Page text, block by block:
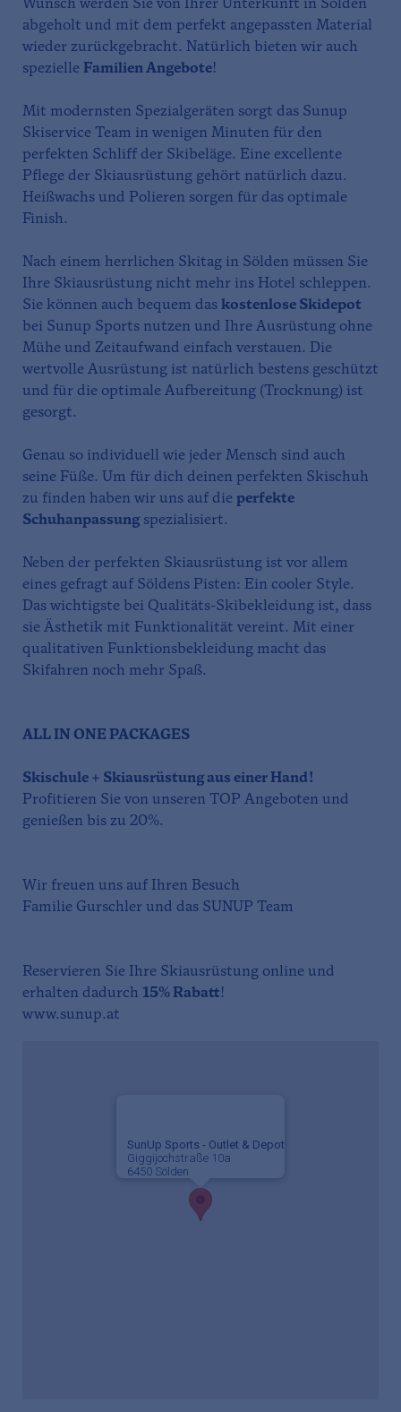
Wunsch werden Sie von Ihrer Unterkunft in Sölden
abgeholt und mit dem perfekt angepassten Material
wieder zurückgebracht. Natürlich bieten wir auch
spezielle Familien Angebote!
Mit modernsten Spezialgeräten sorgt das Sunup
Skiservice Team in wenigen Minuten für den
perfekten Schliff der Skibeläge. Eine excellente
Pflege der Skiausrüstung gehört natürlich dazu.
Heißwachs und Polieren sorgen für das optimale
Finish.
Nach einem herrlichen Skitag in Sölden müssen Sie
Ihre Skiausrüstung nicht mehr ins Hotel schleppen.
Sie können auch bequem das kostenlose Skidepot
bei Sunup Sports nutzen und Ihre Ausrüstung ohne
Mühe und Zeitaufwand einfach verstauen. Die
wertvolle Ausrüstung ist natürlich bestens geschützt
und für die optimale Aufbereitung (Trocknung) ist
gesorgt.
Genau so individuell wie jeder Mensch sind auch
seine Füße. Um für dich deinen perfekten Skischuh
zu finden haben wir uns auf die perfekte
Schuhanpassung spezialisiert.
Neben der perfekten Skiausrüstung ist vor allem
eines gefragt auf Söldens Pisten: Ein cooler Style.
Das wichtigste bei Qualitäts-Skibekleidung ist, dass
sie Ästhetik mit Funktionalität vereint. Mit einer
qualitativen Funktionsbekleidung macht das
Skifahren noch mehr Spaß.
ALL IN ONE PACKAGES
Skischule + Skiausrüstung aus einer Hand!
Profitieren Sie von unseren TOP Angeboten und
genießen bis zu 20%.
Wir freuen uns auf Ihren Besuch
Familie Gurschler und das SUNUP Team
Reservieren Sie Ihre Skiausrüstung online und
erhalten dadurch 15% Rabatt!
www.sunup.at
SunUp Sports - Outlet & Depot
Giggijochstraße 10a
6450 Sölden